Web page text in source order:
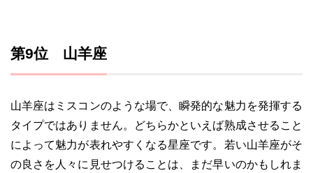
第9位 山羊座
山羊座はミスコンのような場で、瞬発的な魅力を発揮する
タイプではありません。どちらかといえば熟成させること
によって魅力が表れやすくなる星座です。若い山羊座がそ
の良さを人々に見せつけることは、まだ早いのかもしれま